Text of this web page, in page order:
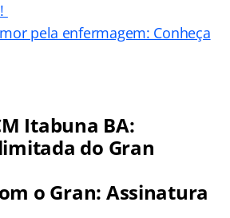
pela enfermagem: Conheça
Itabuna BA:
do Gran
o Gran: Assinatura